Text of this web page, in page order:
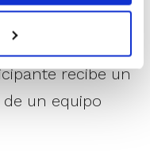
recibe un
un equipo